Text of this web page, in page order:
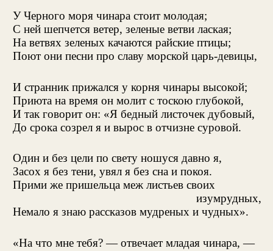
У Черного моря чинара стоит молодая;
С ней шепчется ветер, зеленые ветви лаская;
На ветвях зеленых качаются райские птицы;
Поют они песни про славу морской царь-девицы,
И странник прижался у корня чинары высокой;
Приюта на время он молит с тоскою глубокой,
И так говорит он: «Я бедный листочек дубовый,
До срока созрел я и вырос в отчизне суровой.
Один и без цели по свету ношуся давно я,
Засох я без тени, увял я без сна и покоя.
Прими же пришельца меж листьев своих
изумрудных,
Немало я знаю рассказов мудреных и чудных».
«На что мне тебя? — отвечает младая чинара, —